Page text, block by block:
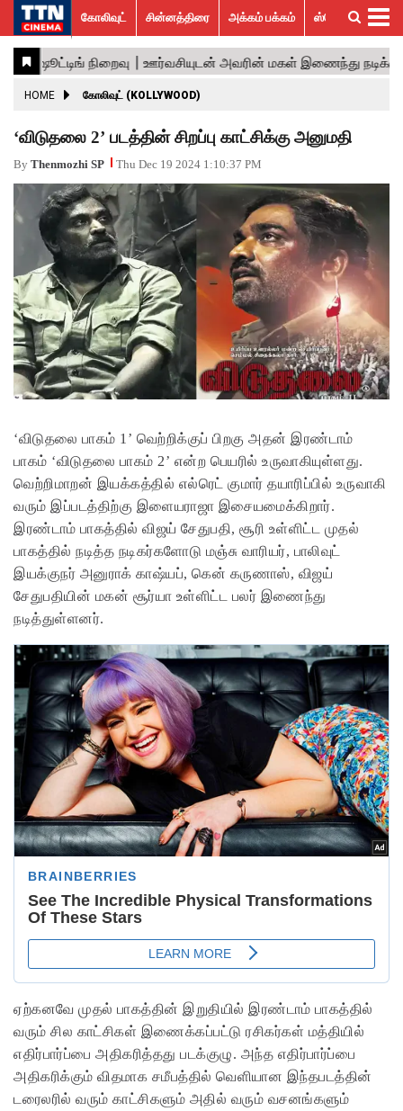
கோலிவுட்
சின்னத்திரை
பாலிவுட்
ஹாலிவுட்
அக்கம்
பக்கம்
ஸ்பெஷல்
ஸ்டோரீஸ்
விமர்சனம்
GALLERY
ACTRESS
ACTORS
MOVIESTILLS
EVENTS
VIDEOS
What’s
Hot
Trending
News
கோலிவுட் சின்னத்திரை அக்கம் பக்கம் ஸ்பெஷல் ஸ்டோரீஸ்
HOME கோலிவுட் (KOLLYWOOD)
‘விடுதலை 2’ படத்தின் சிறப்பு காட்சிக்கு அனுமதி
By Thenmozhi SP Thu Dec 19 2024 1:10:37 PM
‘விடுதலை பாகம் 1’ வெற்றிக்குப் பிறகு அதன் இரண்டாம்
பாகம் ‘விடுதலை பாகம் 2’ என்ற பெயரில் உருவாகியுள்ளது.
வெற்றிமாறன் இயக்கத்தில் எல்ரெட் குமார் தயாரிப்பில் உருவாகி
வரும் இப்படத்திற்கு இளையராஜா இசையமைக்கிறார்.
இரண்டாம் பாகத்தில் விஜய் சேதுபதி, சூரி உள்ளிட்ட முதல்
பாகத்தில் நடித்த நடிகர்களோடு மஞ்சு வாரியர், பாலிவுட்
இயக்குநர் அனுராக் காஷ்யப், கென் கருணாஸ், விஜய்
சேதுபதியின் மகன் சூர்யா உள்ளிட்ட பலர் இணைந்து
நடித்துள்ளனர்.
ஏற்கனவே முதல் பாகத்தின் இறுதியில் இரண்டாம் பாகத்தில்
வரும் சில காட்சிகள் இணைக்கப்பட்டு ரசிகர்கள் மத்தியில்
எதிர்பார்ப்பை அதிகரித்தது படக்குழு. அந்த எதிர்பார்ப்பை
அதிகரிக்கும் விதமாக சமீபத்தில் வெளியான இந்தபடத்தின்
டரைலரில் வரும் காட்சிகளும் அதில் வரும் வசனங்களும்